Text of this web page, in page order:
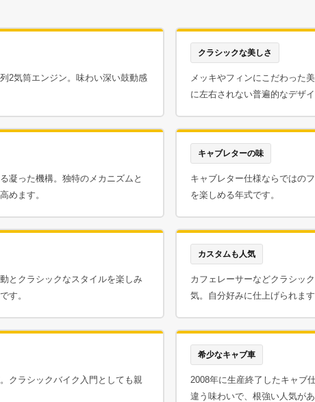
2気筒エンジン。味わい深い鼓動感
クラシックな美しさ
メッキやフィンにこだわった
に左右されない普遍的なデザイ
凝った機構。独特のメカニズムと
めます。
キャブレターの味
キャブレター仕様ならではの
を楽しめる年式です。
とクラシックなスタイルを楽しみ
す。
カスタムも人気
カフェレーサーなどクラシッ
気。自分好みに仕上げられます
クラシックバイク入門としても親
希少なキャブ車
2008年に生産終了したキャブ
違う味わいで、根強い人気があ